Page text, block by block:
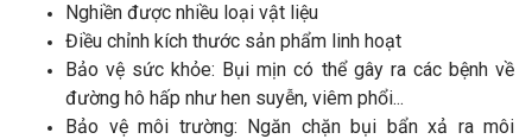
Nghiền được nhiều loại vật liệu
Điều chỉnh kích thước sản phẩm linh hoạt
Bảo vệ sức khỏe: Bụi mịn có thể gây ra các bệnh về
đường hô hấp như hen suyễn, viêm phổi...
Bảo vệ môi trường: Ngăn chặn bụi bẩn xả ra môi